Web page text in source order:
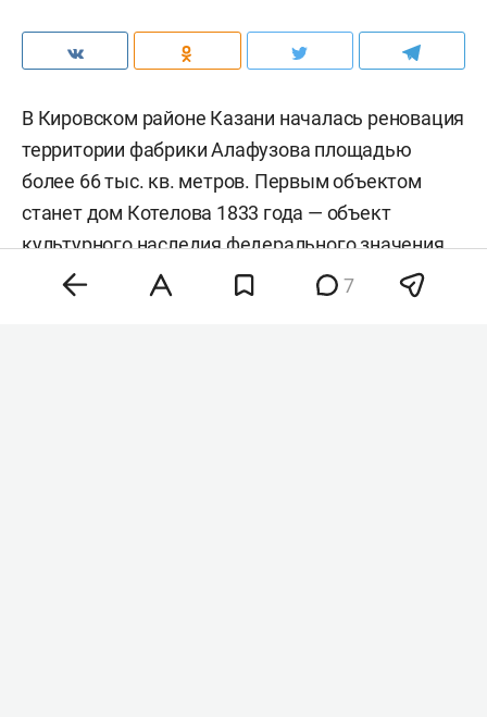
В Кировском районе Казани началась реновация
территории фабрики Алафузова площадью
более 66 тыс. кв. метров. Первым объектом
станет дом Котелова 1833 года — объект
культурного наследия федерального значения.
Об этом сообщили в комитете РТ по охране
7